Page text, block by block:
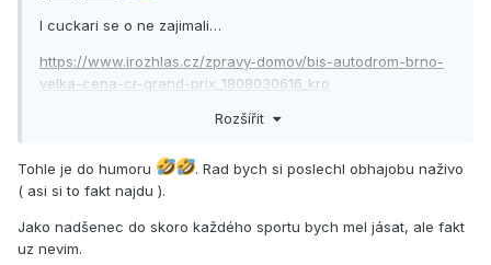
I cuckari se o ne zajimali…
https://www.irozhlas.cz/zpravy-domov/bis-autodrom-brno-
velka-cena-cr-grand-prix_1808030616_kro
Rozšířit
Tohle je do humoru
. Rad bych si poslechl obhajobu naživo
( asi si to fakt najdu ).
Jako nadšenec do skoro každého sportu bych mel jásat, ale fakt
uz nevim.